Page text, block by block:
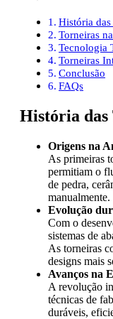
História
Torneiras
Tecnologia
Torneiras
Conclusão
FAQs
História das
Origens na
As primeiras
permitiam o
de pedra,
manualmente.
Evolução
Com o
sistemas de
As torneiras
designs mais
Avanços na
A revolução
técnicas de
duráveis,